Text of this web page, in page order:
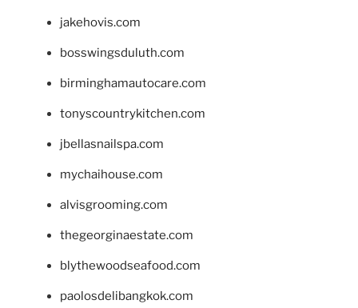
jakehovis.com
bosswingsduluth.com
birminghamautocare.com
tonyscountrykitchen.com
jbellasnailspa.com
mychaihouse.com
alvisgrooming.com
thegeorginaestate.com
blythewoodseafood.com
paolosdelibangkok.com